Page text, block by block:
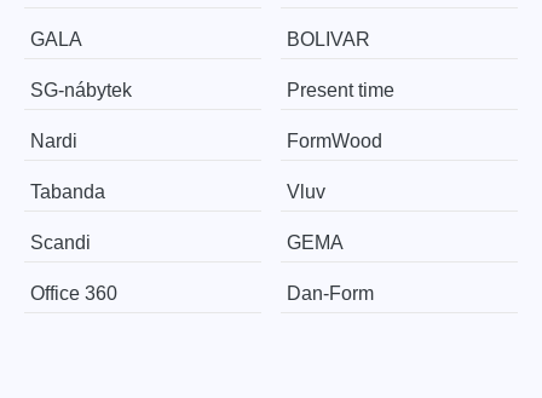
GALA BOLIVAR
SG-nábytek Present time
Nardi FormWood
Tabanda Vluv
Scandi GEMA
Office 360 ​​​​​Dan-Form